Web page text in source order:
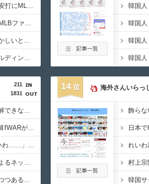
大谷翔平の延長10回勝ち越しタイムリー内野安打にMLBファン騒然！←「大ハッスルだ！」（海外の反応）
村上宗隆の今季26号ポール直撃豪快アーチにMLBファン騒然！←「本当に1年目なのか」（海外の反応）
佐々木朗希のグローブの大きさがやっぱりおかしいとMLBファン騒然！←「どんどん大きくなっている」（海外の反応）
佐々木朗希が巨大グローブで見せた好フィールディングにMLBファン騒然！←「目を疑った」（海外の反応）
韓国人
211
1831
【海外の反応】高市首相は円安の深刻さを理解できないので、日米協調為替介入のための協議から外されたという話があるらしい → 「状況を理解していないからって理由ならトランプを色んな議論から追い出したほうがいいわ」「日本がアメリカの州になるのも遠くないな」
【海外の反応】大谷翔平のドジャースでの通算fWARが25に到達！ → 「3シーズン未満でレジェンドクラスの通算WARを稼いでるな」「契約終了時にはどれくらいの数字になるのか楽しみ」
【MLB】ドジャースファン「7連敗はしんどいわ……」 → 「まだまだ7.5ゲーム差もあるんだぞ」「毎年暑い季節に負けることが増えるけど結局10月には勝って終わるんだよ」
【海外の反応】日本政府が、アメリカ政府によるネットミームとしての任天堂やポケモン使用に対して警告 → 「若者票を集めたいんだろうな」「任天堂の法務部隊が出てくるぞ」
【海外の反応】中国がAI開発の主導権を握りつつあるよな → 「どうせアメリカは中国製AIを規制するんだろうな」「自動車産業と同じ道を歩んでる気がする」
14 海外さんいらっ